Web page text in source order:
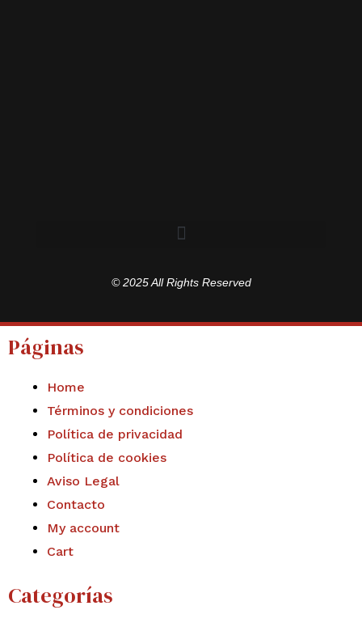
© 2025 All Rights Reserved
Páginas
Home
Términos y condiciones
Política de privacidad
Política de cookies
Aviso Legal
Contacto
My account
Cart
Categorías